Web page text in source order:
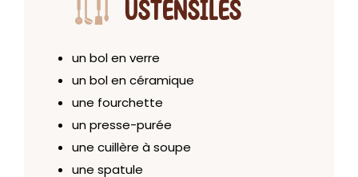
USTENSILES
un bol en verre
un bol en céramique
une fourchette
un presse-purée
une cuillère à soupe
une spatule